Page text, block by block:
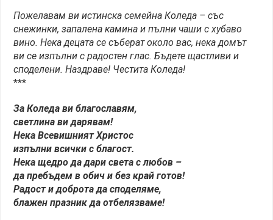
Пожелавам ви истинска семейна Коледа – със
снежинки, запалена камина и пълни чаши с хубаво
вино. Нека децата се съберат около вас, нека домът
ви се изпълни с радостен глас. Бъдете щастливи и
споделени. Наздраве! Честита Коледа!
***
За Коледа ви благославям,
светлина ви дарявам!
Нека Всевишният Христос
изпълни всички с благост.
Нека щедро да дари света с любов –
да пребъдем в обич и без край готов!
Радост и доброта да споделяме,
блажен празник да отбелязваме!